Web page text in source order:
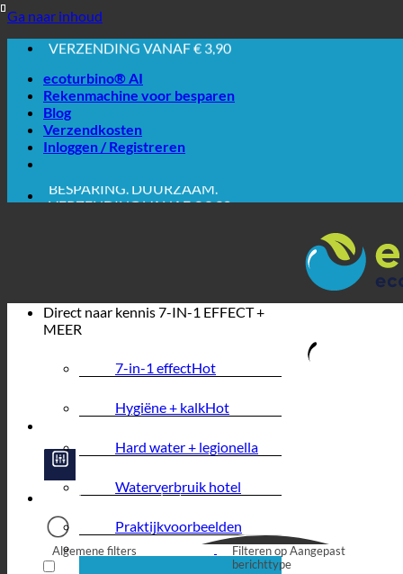
Ga naar inhoud
BESPARING. DUURZAAM.
VERZENDING VANAF € 3,90
AANKOOP OP REKENING
ecoturbino® AI
Rekenmachine voor besparen
Blog
Verzendkosten
Inloggen / Registreren
BESPARING. DUURZAAM.
VERZENDING VANAF € 3,90
Algemene filters
Filteren op Aangepast
berichttype
Direct naar kennis7-IN-1 EFFECT +
MEER
7-in-1 effect
Hygiëne + kalk
Hard water + legionella
Waterverbruik hotel
Praktijkvoorbeelden